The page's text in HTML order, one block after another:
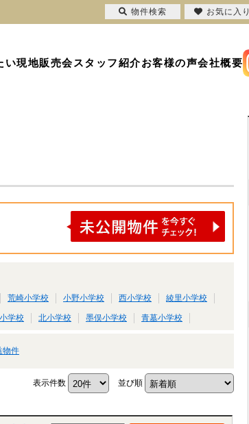
い現地販売会スタッフ紹介お客様の声会社概要
荒崎小学校 小野小学校 西小学校 綾里小学校
学校 北小学校 墨俣小学校 青墓小学校
物件
表示件数 並び順
物件検索 お気に入り